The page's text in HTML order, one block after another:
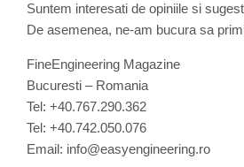
Suntem interesati de opiniile si
De asemenea, ne-am bucura sa
FineEngineering Magazine
Bucuresti – Romania
Tel: +40.767.290.362
Tel: +40.742.050.076
Email: info@easyengineering.ro